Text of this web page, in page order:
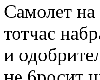
Самолет на
тотчас
и